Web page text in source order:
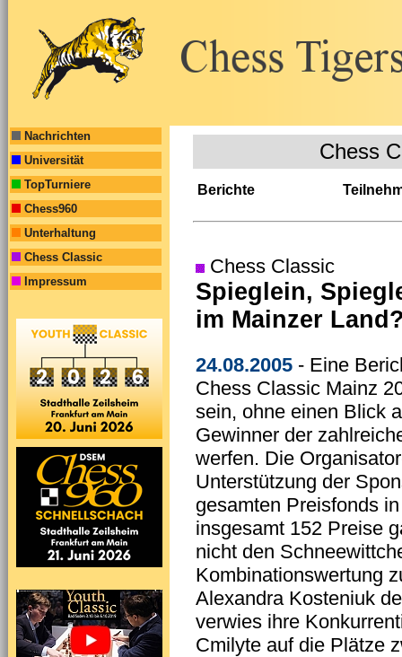
Nachrichten
Universität
TopTurniere
Chess960
Unterhaltung
Chess Classic
Impressum
Chess
Berichte
Chess Classic
Spieglein,
im Mainzer
24.08.2005 - Eine
Chess Classic Mainz
sein, ohne einen Blick
Gewinner der
werfen. Die
Unterstützung der
gesamten Preisfonds
insgesamt 152 Preise
nicht den
Kombinationswertung
Alexandra Kosteniuk
verwies ihre
Cmilyte auf die Plätze